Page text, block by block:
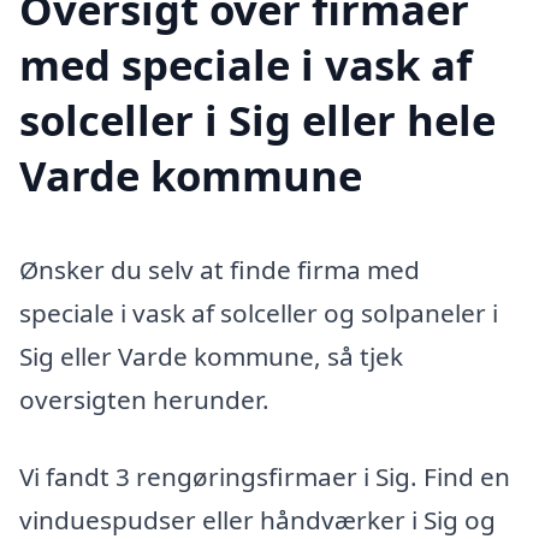
med speciale i vask af
solceller i Sig eller hele
Varde kommune
Ønsker du selv at finde firma med
speciale i vask af solceller og solpaneler i
Sig eller Varde kommune, så tjek
oversigten herunder.
Vi fandt 3 rengøringsfirmaer i Sig. Find en
vinduespudser eller håndværker i Sig og